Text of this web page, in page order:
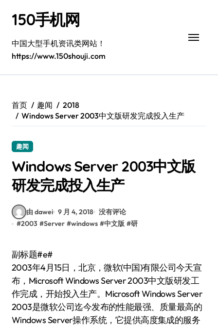
150手机网
中国大型手机资讯类网站！
https://www.150shouji.com
首页 趣闻
2018
Windows Server 2003中文版研发完成投入生产
趣闻
Windows Server 2003中文版
研发完成投入生产
由 dawei 9 月 4, 2018 没有评论
#2003 #Server #windows #中文版 #研
副标题#e#
2003年4月15日，北京，微软(中国)有限公司今天宣
布，Microsoft Windows Server 2003中文版研发工
作完成，开始投入生产。Microsoft Windows Server
2003是微软公司迄今发布的性能最强、质量最高的
Windows Server操作系统，它提供高度集成的服务